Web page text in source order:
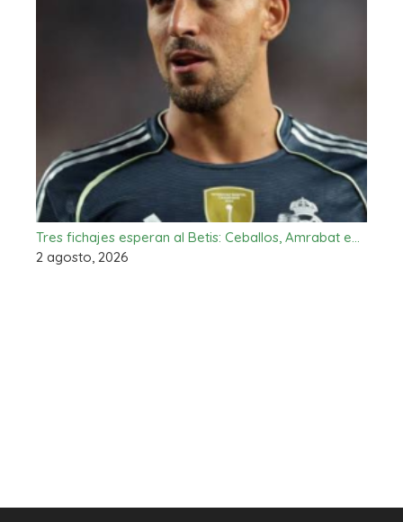
Tres fichajes esperan al Betis: Ceballos, Amrabat e…
2 agosto, 2026